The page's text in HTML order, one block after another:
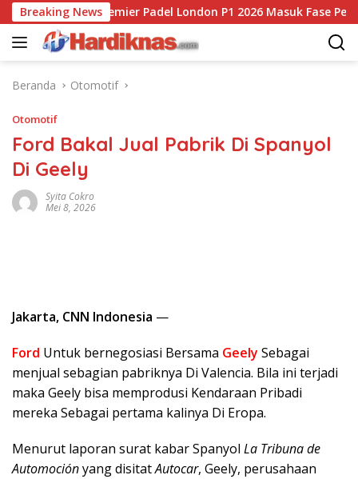
Langsung
ke
konten
Breaking News
Premier Padel London P1 2026 Masuk Fase
Beranda Otomotif
Otomotif
Ford Bakal Jual Pabrik Di Spanyol
Di Geely
Syita Cokro
Mei 8, 2026
Jakarta, CNN Indonesia —
Ford Untuk bernegosiasi Bersama Geely Sebagai
menjual sebagian pabriknya Di Valencia. Bila ini terjadi
maka Geely bisa memprodusi Kendaraan Pribadi
mereka Sebagai pertama kalinya Di Eropa.
Menurut laporan surat kabar Spanyol La Tribuna de
Automociónyang disitatAutocar, Geely, perusahaan